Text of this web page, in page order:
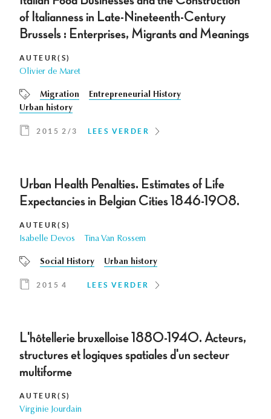
of Italianness in Late-Nineteenth-Century
Brussels : Enterprises, Migrants and Meanings
AUTEUR(S)
Olivier de Maret
Migration
Entrepreneurial History
Urban history
2015 2/3 LEES VERDER
Urban Health Penalties. Estimates of Life
Expectancies in Belgian Cities 1846-1908.
AUTEUR(S)
Isabelle Devos Tina Van Rossem
Social History Urban history
2015 4 LEES VERDER
L'hôtellerie bruxelloise 1880-1940. Acteurs,
structures et logiques spatiales d'un secteur
multiforme
AUTEUR(S)
Virginie Jourdain